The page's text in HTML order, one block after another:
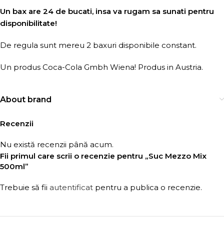
Un bax are 24 de bucati, insa va rugam sa sunati pentru
disponibilitate!
De regula sunt mereu 2 baxuri disponibile constant.
Un produs Coca-Cola Gmbh Wiena! Produs in Austria.
About brand
Recenzii
Nu există recenzii până acum.
Fii primul care scrii o recenzie pentru „Suc Mezzo Mix
500ml”
Trebuie să fii autentificat pentru a publica o recenzie.